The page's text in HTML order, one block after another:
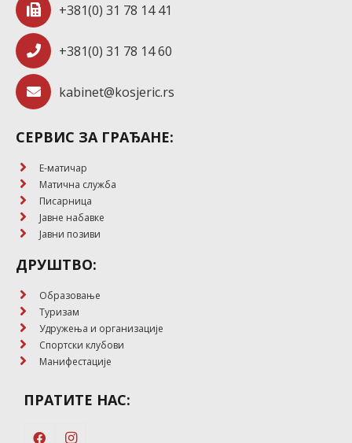
+381(0) 31 78 14 41
+381(0) 31 78 14 60
kabinet@kosjeric.rs
СЕРВИС ЗА ГРАЂАНЕ:
E-матичар
Матична служба
Писарница
Јавне набавке
Јавни позиви
ДРУШТВО:
Образовање
Туризам
Удружења и организације
Спортски клубови
Манифестације
ПРАТИТЕ НАС: